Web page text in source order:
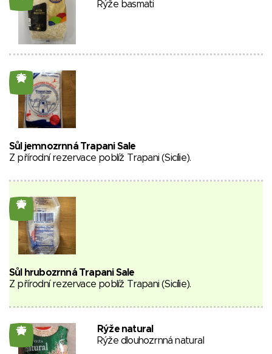
Rýže basmati
26
Sůl jemnozrnná Trapani Sale
Z přírodní rezervace poblíž Trapani (Sicílie).
25
Sůl hrubozrnná Trapani Sale
Z přírodní rezervace poblíž Trapani (Sicílie).
25
Rýže natural
Rýže dlouhozrnná natural